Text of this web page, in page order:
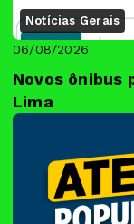
Notícias Gerais
06/08/2026
Novos ônibus
Lima